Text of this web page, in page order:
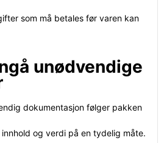
som må betales før varen kan
unødvendige
dokumentasjon følger pakken
og verdi på en tydelig måte.